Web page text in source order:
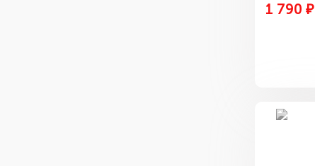
1 790 ₽